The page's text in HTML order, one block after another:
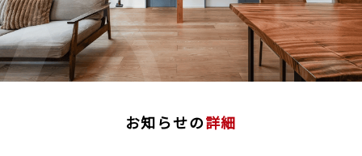
お知らせの詳細